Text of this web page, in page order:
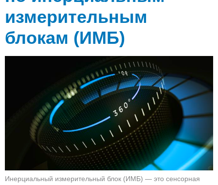
измерительным
блокам (ИМБ)
Инерциальный измерительный блок (ИМБ) — это сенсорная